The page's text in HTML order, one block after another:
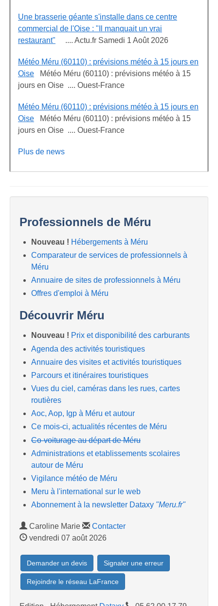
Une brasserie géante s'installe dans ce centre
commercial de l'Oise : "Il manquait un vrai
restaurant" .... Actu.fr Samedi 1 Août 2026
Météo Méru (60110) : prévisions météo à 15 jours en
Oise Météo Méru (60110) : prévisions météo à 15
jours en Oise .... Ouest-France
Météo Méru (60110) : prévisions météo à 15 jours en
Oise Météo Méru (60110) : prévisions météo à 15
jours en Oise .... Ouest-France
Plus de news
Professionnels de Méru
Nouveau ! Hébergements à Méru
Comparateur de services de professionnels à
Méru
Annuaire de sites de professionnels à Méru
Offres d'emploi à Méru
Découvrir Méru
Nouveau ! Prix et disponibilité des carburants
Agenda des activités touristiques
Annuaire des visites et activités touristiques
Parcours et itinéraires touristiques
Vues du ciel, caméras dans les rues, cartes
routières
Aoc, Aop, Igp à Méru et autour
Ce mois-ci, actualités récentes de Méru
Co-voiturage au départ de Méru
Administrations et etablissements scolaires
autour de Méru
Vigilance météo de Méru
Meru à l'international sur le web
Abonnement à la newsletter Dataxy "Meru.fr"
Caroline Marie
Contacter
vendredi 07 août 2026
Demander un devis Signaler une erreur
Rejoindre le réseau LaFrance